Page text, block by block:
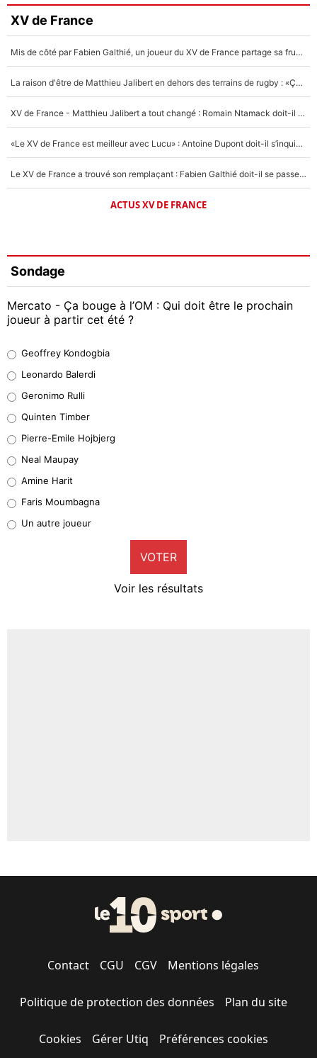
XV de France
Mis de côté par Fabien Galthié, un joueur du XV de France partage sa frustration : «ils ne me l’ont pas dit tout de suite»
La raison d'être de Matthieu Jalibert en dehors des terrains de rugby : «Ça m'atteint autant que si tu touches à un membre de ma famille»
XV de France - Matthieu Jalibert a tout changé : Romain Ntamack doit-il s’inquiéter pour sa place à un an de la Coupe du monde ?
«Le XV de France est meilleur avec Lucu» : Antoine Dupont doit-il s’inquiéter pour sa place ?
Le XV de France a trouvé son remplaçant : Fabien Galthié doit-il se passer d'Antoine Dupont ?
ACTUS XV DE FRANCE
Sondage
Mercato - Ça bouge à l’OM : Qui doit être le prochain
joueur à partir cet été ?
38%
32%
5%
1%
9%
Geoffrey Kondogbia
Leonardo Balerdi
Geronimo Rulli
Quinten Timber
Pierre-Emile Hojbjerg
Neal Maupay
Amine Harit
Faris Moumbagna
Un autre joueur
VOTER
Voir les résultats
Contact CGU CGV Mentions légales
Politique de protection des données Plan du site
Cookies Gérer Utiq Préférences cookies